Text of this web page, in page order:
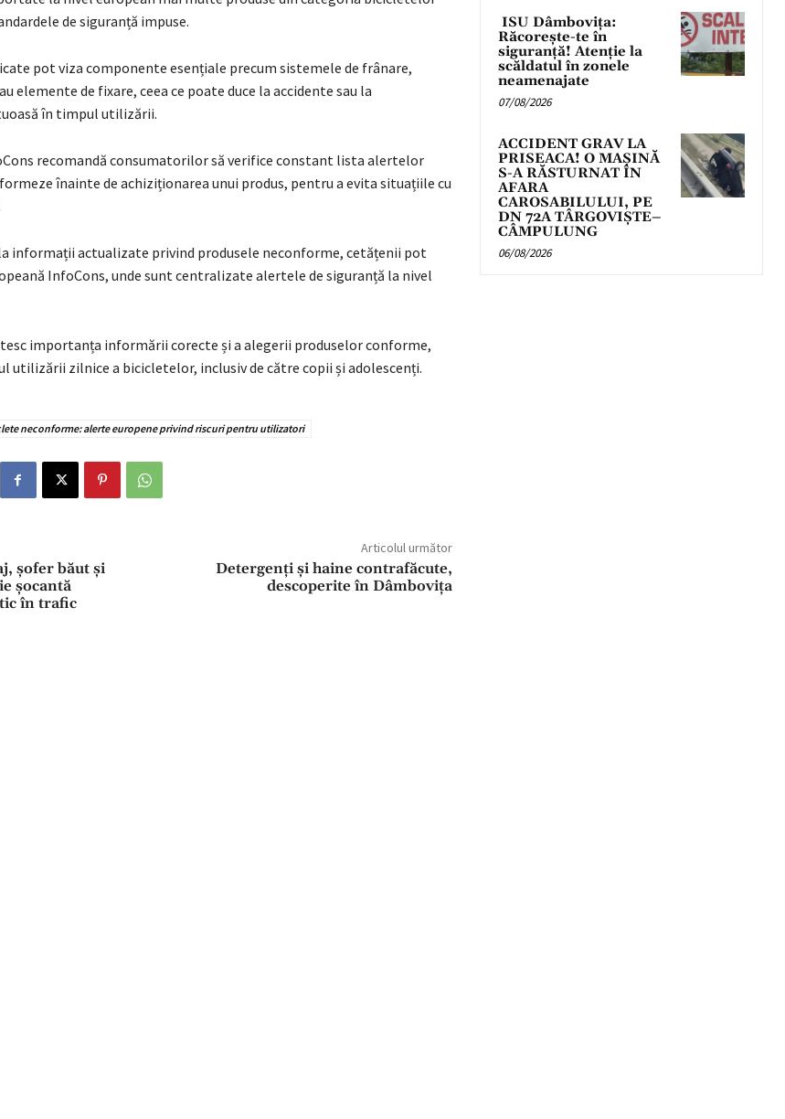
de siguranță impuse.
pot viza componente esențiale precum sistemele de frânare,
elemente de fixare, ceea ce poate duce la accidente sau la
în timpul utilizării.
recomandă consumatorilor să verifice constant lista alertelor
înainte de achiziționarea unui produs, pentru a evita situațiile cu
informații actualizate privind produsele neconforme, cetățenii pot
InfoCons, unde sunt centralizate alertele de siguranță la nivel
importanța informării corecte și a alegerii produselor conforme,
utilizării zilnice a bicicletelor, inclusiv de către copii și adolescenți.
neconforme: alerte europene privind riscuri pentru utilizatori
șofer băut și
șocantă
în trafic
Articolul următor
Detergenți și haine contrafăcute,
descoperite în Dâmbovița
ISU Dâmbovița:
Răcorește-te în
siguranță! Atenție la
scăldatul în zonele
neamenajate
07/08/2026
ACCIDENT GRAV LA
PRISEACA! O MAȘINĂ
S-A RĂSTURNAT ÎN
AFARA
CAROSABILULUI, PE
DN 72A TÂRGOVIȘTE–
CÂMPULUNG
06/08/2026